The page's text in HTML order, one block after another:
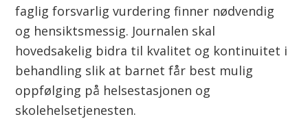
đ
a
s
faglig forsvarlig vurdering finner nødvendig
og hensiktsmessig. Journalen skal
hovedsakelig bidra til kvalitet og kontinuitet i
behandling slik at barnet får best mulig
oppfølging på helsestasjonen og
skolehelsetjenesten.